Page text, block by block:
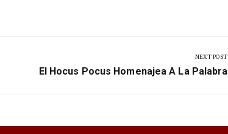
NEXT POST
Next
El Hocus Pocus Homenajea A La Palabra